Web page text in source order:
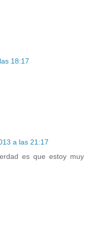
18:17
a las 21:17
es que estoy muy